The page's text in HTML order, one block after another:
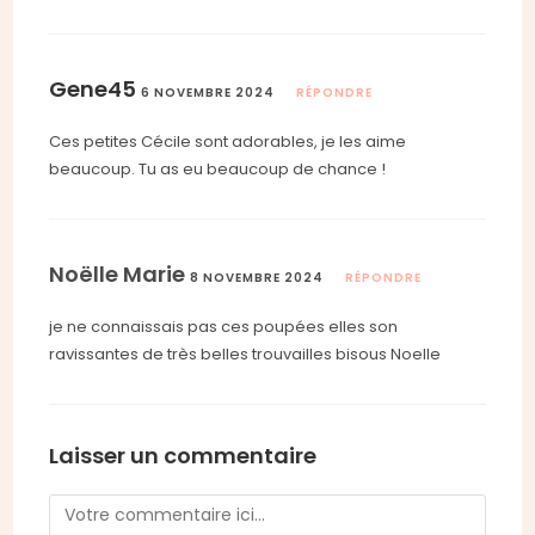
Gene45 6 NOVEMBRE 2024 RÉPONDRE
Ces petites Cécile sont adorables, je les aime
beaucoup. Tu as eu beaucoup de chance !
Noëlle Marie8 NOVEMBRE 2024 RÉPONDRE
je ne connaissais pas ces poupées elles son
ravissantes de très belles trouvailles bisous Noelle
Laisser un commentaire
Comment